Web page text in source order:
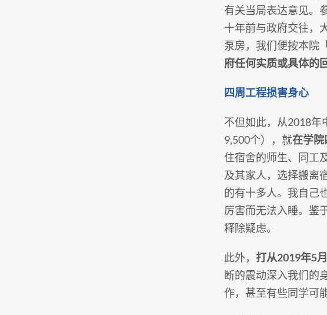
有关当局表达意见。
十年前与政府交往，
泵房，我们便按本院
府任何实质或具体的
四周工程损害身心
不但如此，从2018年
9,500个），就在学院
住宿舍的师生、同工
及其家人，选择搬离
的有十多人。我自己
厉害而无法入睡。鉴
释除疑虑。
此外，打从2019年5
断的震动深入我们的
作，甚至有些同学可